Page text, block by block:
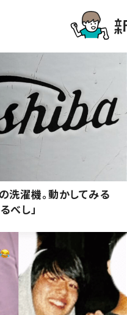
濯機。動かしてみる
べし」